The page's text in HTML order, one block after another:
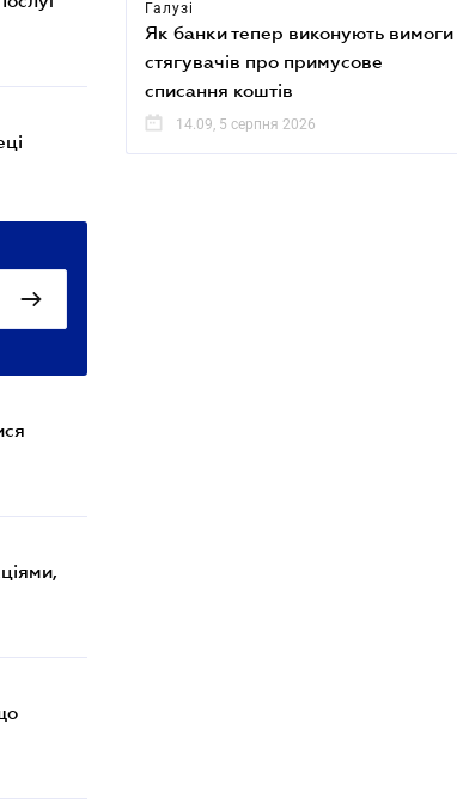
Галузі
Як банки тепер виконують вимоги
стягувачів про примусове
списання коштів
14.09, 5 серпня 2026